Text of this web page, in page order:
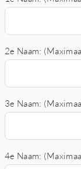
2e Naam:
3e Naam:
4e Naam: